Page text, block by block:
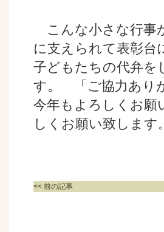
こんな小さな行事
に支えられて表彰台
子どもたちの代弁を
す。 「ご協力あり
今年もよろしくお
しくお願い致します。
<< 前の記事